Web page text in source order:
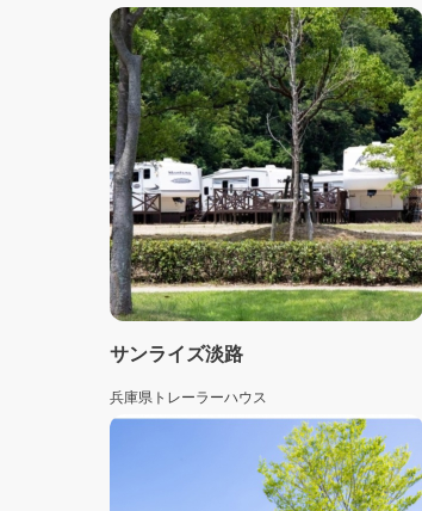
サンライズ淡路
兵庫県 トレーラーハウス